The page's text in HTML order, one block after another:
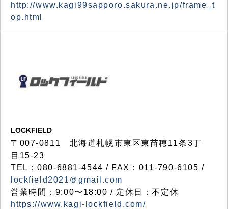
http://www.kagi99sapporo.sakura.ne.jp/frame_t
op.html
LOCKFIELD
〒007-0811 北海道札幌市東区東苗穂11条3丁
目15-23
TEL：080-6881-4544 / FAX：011-790-6105 /
lockfield2021＠gmail.com
営業時間：9:00〜18:00 / 定休日：不定休
https://www.kagi-lockfield.com/